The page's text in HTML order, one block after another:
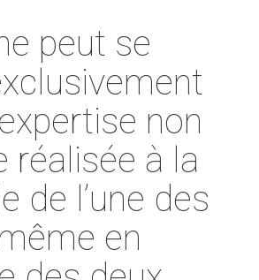
peut se
non
réalisée à la
de l’une des
en